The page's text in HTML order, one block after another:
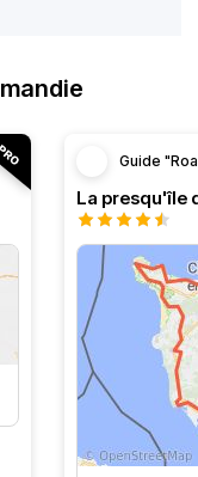
Guide
La presqu'île